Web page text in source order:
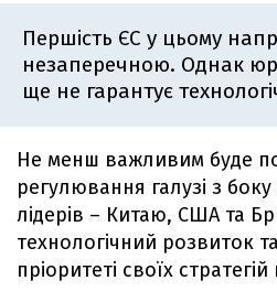
Першість ЄС у цьому
незаперечною. Однак
ще не гарантує
Не менш важливим буде
регулювання галузі з
лідерів – Китаю, США та
технологічний розвиток
пріоритеті своїх